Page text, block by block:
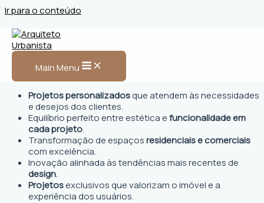
Ir para o conteúdo
Main Menu
Arquiteto Urbanista em
Capela do Alto, SP
Projetos personalizadosque atendem às necessidades
e desejos dos clientes.
Equilíbrio perfeito entre estética efuncionalidade em
cada projeto.
Transformação de espaçosresidenciais e comerciais
com excelência.
Inovação alinhada às tendências mais recentes de
design.
Projetosexclusivos que valorizam o imóvel e a
experiência dos usuários.